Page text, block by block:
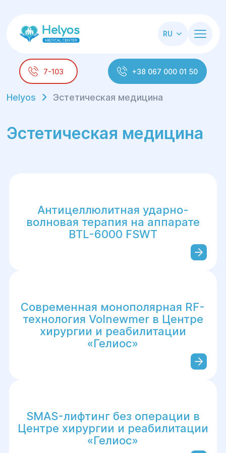
RU
7-103 +38 067 000 01 50
Helyos Эстетическая медицина
Эстетическая медицина
Антицеллюлитная ударно-
волновая терапия на аппарате
BTL-6000 FSWT
Современная монополярная RF-
технология Volnewmer в Центре
хирургии и реабилитации
«Гелиос»
SMAS-лифтинг без операции в
Центре хирургии и реабилитации
«Гелиос»